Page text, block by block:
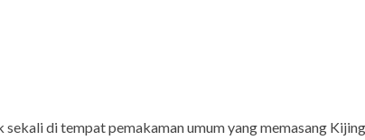
di tempat pemakaman umum yang memasang